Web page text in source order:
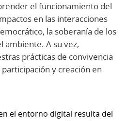
el funcionamiento del
en las interacciones
la soberanía de los
ambiente. A su vez,
prácticas de convivencia
y creación en
el entorno digital resulta del